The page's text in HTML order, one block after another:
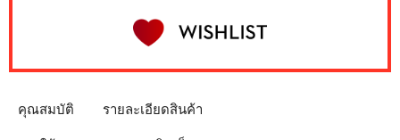
คุณสมบัติ รายละเอียดสินค้า